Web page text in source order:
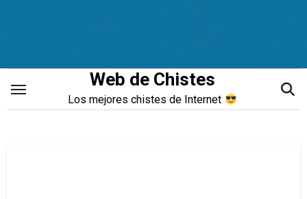
Web de Chistes
Los mejores chistes de Internet